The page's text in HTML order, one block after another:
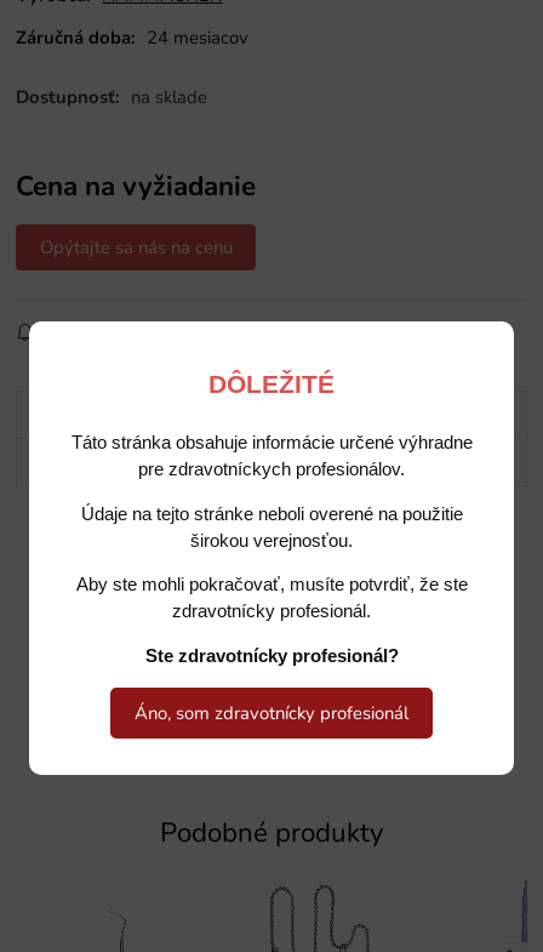
DÔLEŽITÉ
Táto stránka obsahuje informácie určené výhradne
pre zdravotníckych profesionálov.
Údaje na tejto stránke neboli overené na použitie
širokou verejnosťou.
Aby ste mohli pokračovať, musíte potvrdiť, že ste
zdravotnícky profesionál.
Ste zdravotnícky profesionál?
Áno, som zdravotnícky profesionál
Záručná doba: 24 mesiacov
Dostupnosť: na sklade
Cena na vyžiadanie
Opýtajte sa nás na cenu
Potrebujete poradiť?
Podobné produkty